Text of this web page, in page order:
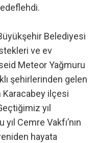
Belediyesi
ve ev
Meteor Yağmuru
şehirlerinden gelen
Karacabey ilçesi
yıl
Cemre Vakfı’nın
hayata